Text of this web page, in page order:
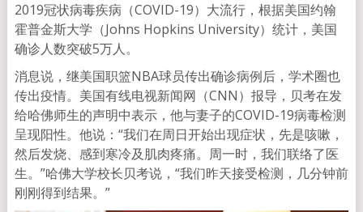
2019冠状病毒疾病（COVID-19）大流行，根据美国约翰
霍普金斯大学（Johns Hopkins University）统计，美国
确诊人数突破5万人。
消息说，继美国职篮NBA球员传出确诊病例后，学术圈也
传出疫情。美国有线电视新闻网（CNN）报导，贝考在发
给哈佛师生的声明中表示，他与妻子的COVID-19病毒检测
呈现阳性。他说：“我们在周日开始出现症状，先是咳嗽，
然后发烧、感到寒冷及肌肉疼痛。周一时，我们联络了医
生。”哈佛大学校长贝考说，“我们昨天接受检测，几分钟前
刚刚得到结果。”